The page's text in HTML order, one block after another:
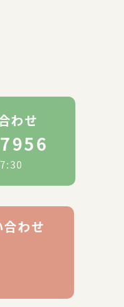
わせ
わせ